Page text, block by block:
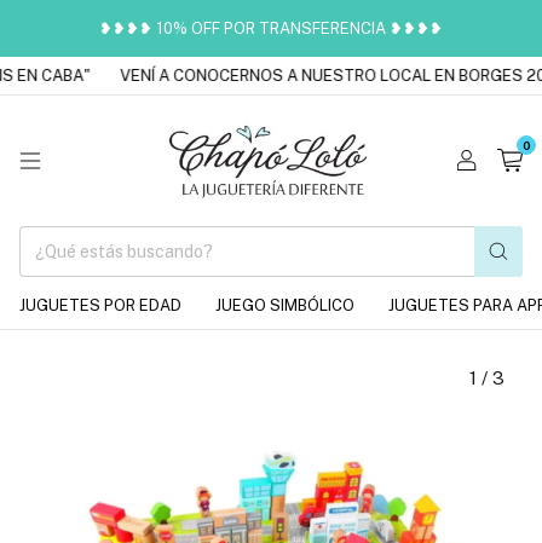
❥❥❥❥ 10% OFF POR TRANSFERENCIA ❥❥❥❥
EN CABA" VENÍ A CONOCERNOS A NUESTRO LOCAL EN BORGES
0
JUGUETES POR EDAD JUEGO SIMBÓLICO JUGUETES PARA
1 / 3